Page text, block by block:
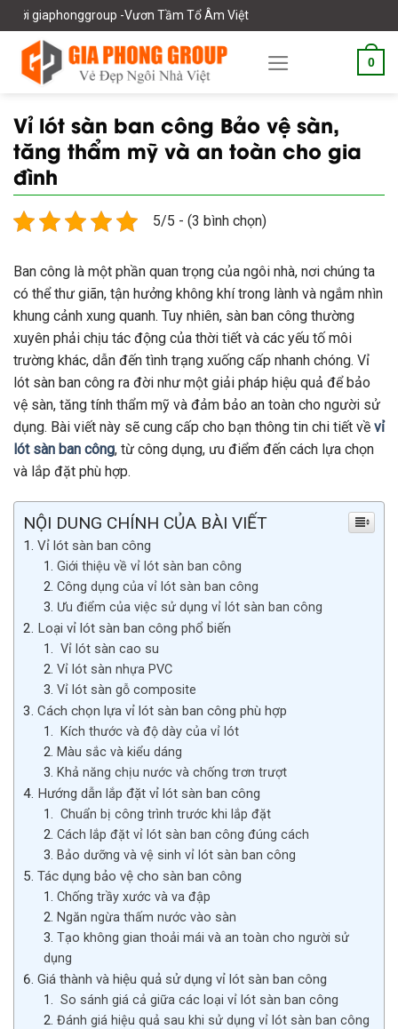
Skip
to
content
-Vươn Tầm Tổ Âm Việt
0
Vỉ lót sàn ban công Bảo vệ sàn,
tăng thẩm mỹ và an toàn cho gia
đình
5/5 - (3 bình chọn)
Ban công là một phần quan trọng của ngôi nhà, nơi chúng ta
có thể thư giãn, tận hưởng không khí trong lành và ngắm nhìn
khung cảnh xung quanh. Tuy nhiên, sàn ban công thường
xuyên phải chịu tác động của thời tiết và các yếu tố môi
trường khác, dẫn đến tình trạng xuống cấp nhanh chóng. Vỉ
lót sàn ban công ra đời như một giải pháp hiệu quả để bảo
vệ sàn, tăng tính thẩm mỹ và đảm bảo an toàn cho người sử
dụng. Bài viết này sẽ cung cấp cho bạn thông tin chi tiết về vỉ
lót sàn ban công, từ công dụng, ưu điểm đến cách lựa chọn
và lắp đặt phù hợp.
NỘI DUNG CHÍNH CỦA BÀI VIẾT
Vỉ lót sàn ban công
Giới thiệu về vỉ lót sàn ban công
Công dụng của vỉ lót sàn ban công
Ưu điểm của việc sử dụng vỉ lót sàn ban công
Loại vỉ lót sàn ban công phổ biến
Vỉ lót sàn cao su
Vỉ lót sàn nhựa PVC
Vỉ lót sàn gỗ composite
Cách chọn lựa vỉ lót sàn ban công phù hợp
Kích thước và độ dày của vỉ lót
Màu sắc và kiểu dáng
Khả năng chịu nước và chống trơn trượt
Hướng dẫn lắp đặt vỉ lót sàn ban công
Chuẩn bị công trình trước khi lắp đặt
Cách lắp đặt vỉ lót sàn ban công đúng cách
Bảo dưỡng và vệ sinh vỉ lót sàn ban công
Tác dụng bảo vệ cho sàn ban công
Chống trầy xước và va đập
Ngăn ngừa thấm nước vào sàn
Tạo không gian thoải mái và an toàn cho người sử
dụng
Giá thành và hiệu quả sử dụng vỉ lót sàn ban công
So sánh giá cả giữa các loại vỉ lót sàn ban công
Đánh giá hiệu quả sau khi sử dụng vỉ lót sàn ban công